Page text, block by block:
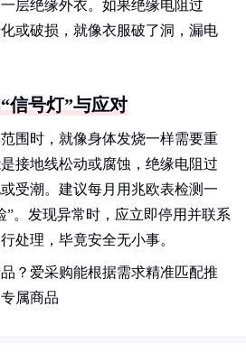
层绝缘外衣。如果绝缘电阻过
或破损，就像衣服破了洞，漏电
信号灯”与应对
围时，就像身体发烧一样需要重
接地线松动或腐蚀，绝缘电阻过
受潮。建议每月用兆欧表检测一
”。发现异常时，应立即停用并联系
处理，毕竟安全无小事。
？爱采购能根据需求精准匹配推
属商品